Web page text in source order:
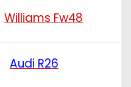
Williams Fw48
Audi R26